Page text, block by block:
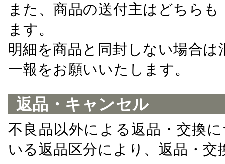
また、商品の送付主はどちら
ます。
明細を商品と同封しない場合
一報をお願いいたします。
返品・キャンセル
不良品以外による返品・交換
いる返品区分により、返品・